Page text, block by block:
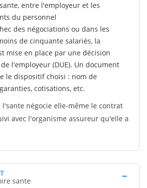
entre l'employeur et les
du personnel
des négociations ou dans les
de cinquante salariés, la
mise en place par une décision
l'employeur (DUE). Un document
le dispositif choisi : nom de
cotisations, etc.
l'sante négocie elle-même le contrat
avec l'organisme assureur qu'elle a
sante